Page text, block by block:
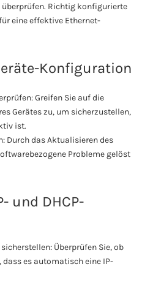
Richtig konfigurierte
eine effektive Ethernet-
Konfiguration
Greifen Sie auf die
Gerätes zu, um sicherzustellen,
ist.
Durch das Aktualisieren des
Probleme gelöst
und DHCP-
Überprüfen Sie, ob
es automatisch eine IP-